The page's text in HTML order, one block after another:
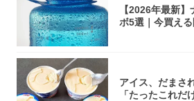
【2026年最新
ボ5選｜今買え
アイス、だまさ
「たったこれだ